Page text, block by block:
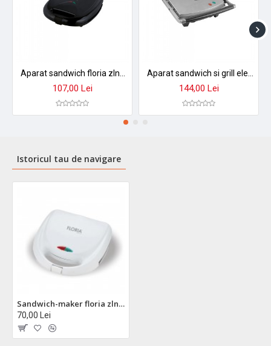
107,00 Lei 144,00 Lei
Istoricul tau de navigare
Sandwich-maker floria zln8504, alb 800w - placi antiadezive, indicator luminos, design compact
70,00 Lei